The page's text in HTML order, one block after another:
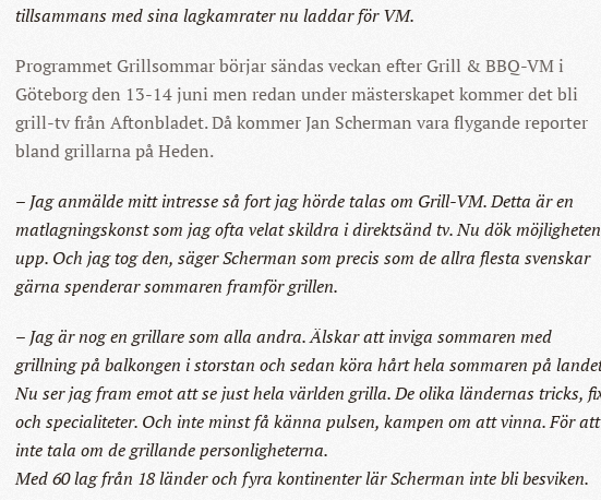
tillsammans med sina lagkamrater nu laddar för VM.
Programmet Grillsommar börjar sändas veckan efter Grill & BBQ-VM i
Göteborg den 13-14 juni men redan under mästerskapet kommer det bli
grill-tv från Aftonbladet. Då kommer Jan Scherman vara flygande reporter
bland grillarna på Heden.
– Jag anmälde mitt intresse så fort jag hörde talas om Grill-VM. Detta är en
matlagningskonst som jag ofta velat skildra i direktsänd tv. Nu dök möjligheten
upp. Och jag tog den, säger Scherman som precis som de allra flesta svenskar
gärna spenderar sommaren framför grillen.
– Jag är nog en grillare som alla andra. Älskar att inviga sommaren med
grillning på balkongen i storstan och sedan köra hårt hela sommaren på
Nu ser jag fram emot att se just hela världen grilla. De olika ländernas tricks,
och specialiteter. Och inte minst få känna pulsen, kampen om att vinna. För att
inte tala om de grillande personligheterna.
Med 60 lag från 18 länder och fyra kontinenter lär Scherman inte bli besviken.